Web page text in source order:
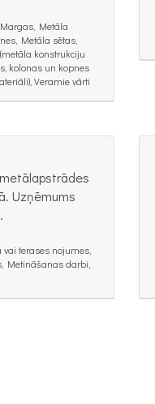
Metāla
Metāla sētas,
konstrukciju
kolonas un kopnes
Veramie vārti
Uzņēmums
terases nojumes,
Metināšanas darbi,